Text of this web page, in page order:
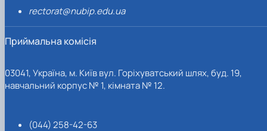
rectorat@nubip.edu.ua
Приймальна комісія
03041, Україна, м. Київ вул. Горіхуватський шлях, буд. 19,
навчальний корпус № 1, кімната № 12.
(044) 258-42-63